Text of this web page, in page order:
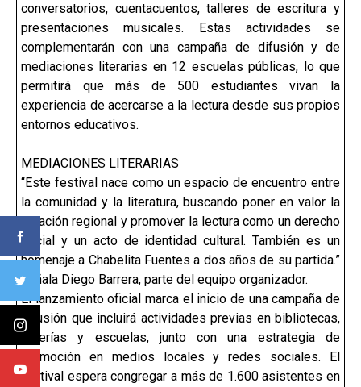
conversatorios, cuentacuentos, talleres de escritura y
presentaciones musicales. Estas actividades se
complementarán con una campaña de difusión y de
mediaciones literarias en 12 escuelas públicas, lo que
permitirá que más de 500 estudiantes vivan la
experiencia de acercarse a la lectura desde sus propios
entornos educativos.
MEDIACIONES LITERARIAS
“Este festival nace como un espacio de encuentro entre
la comunidad y la literatura, buscando poner en valor la
creación regional y promover la lectura como un derecho
social y un acto de identidad cultural. También es un
homenaje a Chabelita Fuentes a dos años de su partida.”
señala Diego Barrera, parte del equipo organizador.
El lanzamiento oficial marca el inicio de una campaña de
difusión que incluirá actividades previas en bibliotecas,
librerías y escuelas, junto con una estrategia de
promoción en medios locales y redes sociales. El
festival espera congregar a más de 1.600 asistentes en